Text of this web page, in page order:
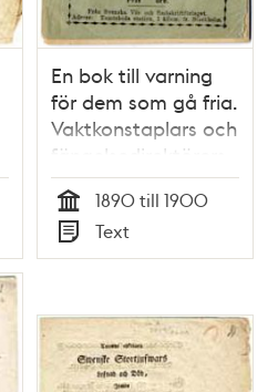
En bok till varning
för dem som gå fria.
Vaktkonstaplars och
fängelsedirektörers
berättelser om llfvet
på Långholmen,
märkvärdiga
bofvars karaktärer,
m.m. Till slut:
Sveriges
skarprättare, hr
Tid
1890 till 1900
Typ
Text